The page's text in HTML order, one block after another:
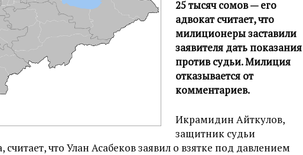
25 тысяч сомов — его
адвокат считает, что
милиционеры заставили
заявителя дать показания
против судьи. Милиция
отказывается от
комментариев.
Икрамидин Айткулов,
защитник судьи
что Улан Асабеков заявил о взятке под давлением